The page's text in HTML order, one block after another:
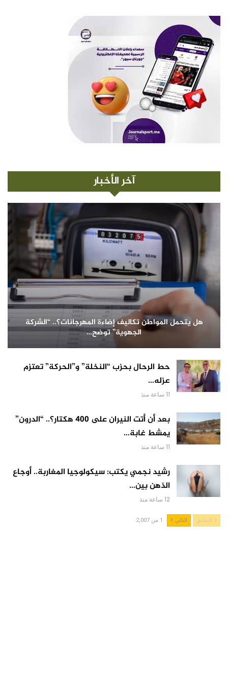
آخر الأخبار
هل يتحمل المواطن تكاليف إضاءة المهرجانات؟.. “الشركة
الجهوية” توضح…
حط الرحال بحزب “النخلة” و”الحركة” تعتزم
عزله…
11 ساعة منذ
بعد أن أتت النيران على 400 هكتار؟.. “الدرون”
يمشط غابة…
11 ساعة منذ
رشيد نجمي يكتب: سيكولوجيا المغاربة.. أوجاع
الذهن بين…
12 ساعة منذ
السابق التالي 1 من 2,007